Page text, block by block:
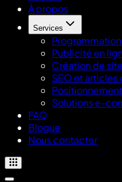
À propos
Services
Publicité en
Création de
SEO et
Solutions e-
FAQ
Blogue
Nous contacter